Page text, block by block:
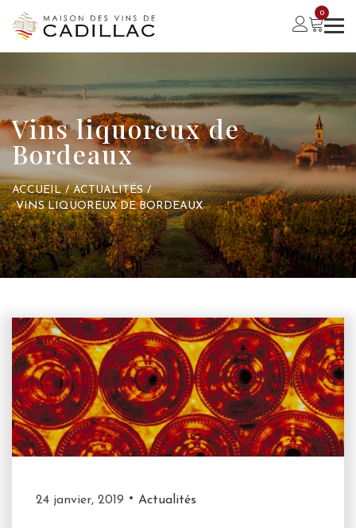
0
Vins liquoreux de
Bordeaux
ACCUEIL / ACTUALITÉS /
VINS LIQUOREUX DE BORDEAUX
24 janvier, 2019 Actualités